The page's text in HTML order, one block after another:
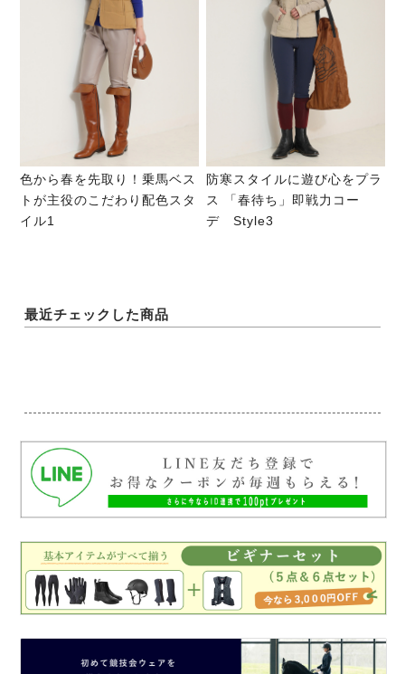
色から春を先取り！乗馬ベス
トが主役のこだわり配色スタ
イル1
防寒スタイルに遊び心をプラ
ス 「春待ち」即戦力コー
デ Style3
最近チェックした商品